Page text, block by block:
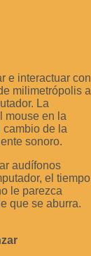
e interactuar con
milimetrópolis a
La
mouse en la
cambio de la
sonoro.
audífonos
el tiempo
le parezca
que se aburra.